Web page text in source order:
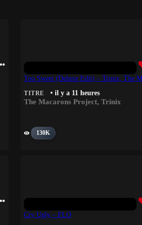
Too Sweet (Deluxe Edit) – Trinix, The
TITRE • il y a 11 heures
The Macarons Project, Trinix
130K
Cry Ugly – FLO